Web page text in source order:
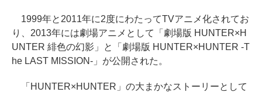
1999年と2011年に2度にわたってTVアニメ化されてお
り、2013年には劇場アニメとして「劇場版 HUNTER×H
UNTER 緋色の幻影」と「劇場版 HUNTER×HUNTER -T
he LAST MISSION-」が公開された。
「HUNTER×HUNTER」の大まかなストーリーとして